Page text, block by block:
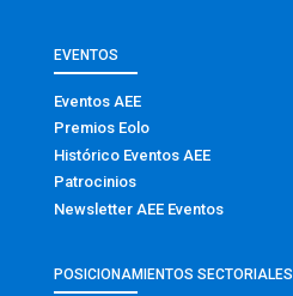
EVENTOS
Eventos AEE
Premios Eolo
Histórico Eventos AEE
Patrocinios
Newsletter AEE Eventos
POSICIONAMIENTOS SECTORIALES